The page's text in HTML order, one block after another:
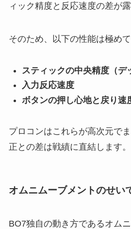
ィック精度と反応速度の差が露
そのため、以下の性能は極めて
スティックの中央精度（デ
入力反応速度
ボタンの押し心地と戻り速
プロコンはこれらが高次元で
正との差は戦績に直結します。
オムニムーブメントのせい
BO7独自の動き方であるオム